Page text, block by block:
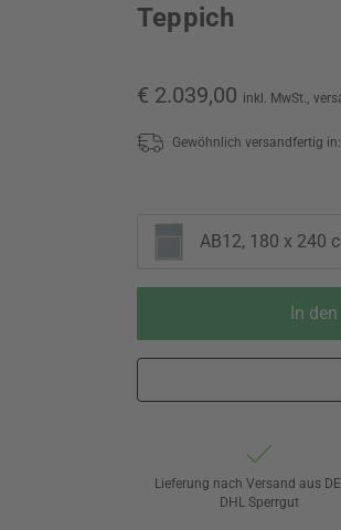
Teppich
€ 2.039,00 inkl. MwSt.,
Gewöhnlich versandfertig in:
AB12, 180 x 240
In
Lieferung nach Versand aus
DHL Sperrgut